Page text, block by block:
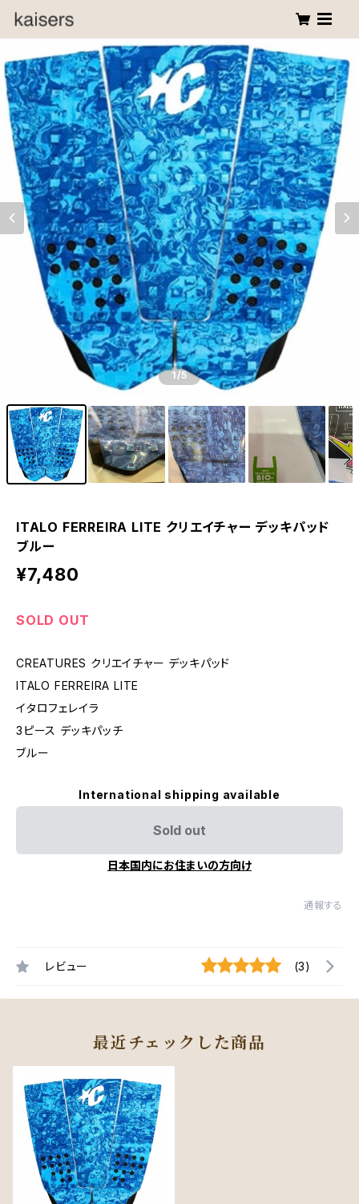
1/5
ITALO FERREIRA LITE クリエイチャー デッキパッド
ブルー
¥7,480
SOLD OUT
CREATURES クリエイチャー デッキパッド
ITALO FERREIRA LITE
イタロフェレイラ
3ピース デッキパッチ
ブルー
International shipping available
Sold out
日本国内にお住まいの方向け
通報する
レビュー (3)
最近チェックした商品